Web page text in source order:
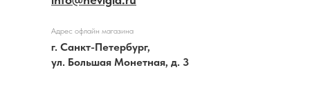
Адрес офлайн магазина
г. Санкт-Петербург,
ул. Большая Монетная, д. 3